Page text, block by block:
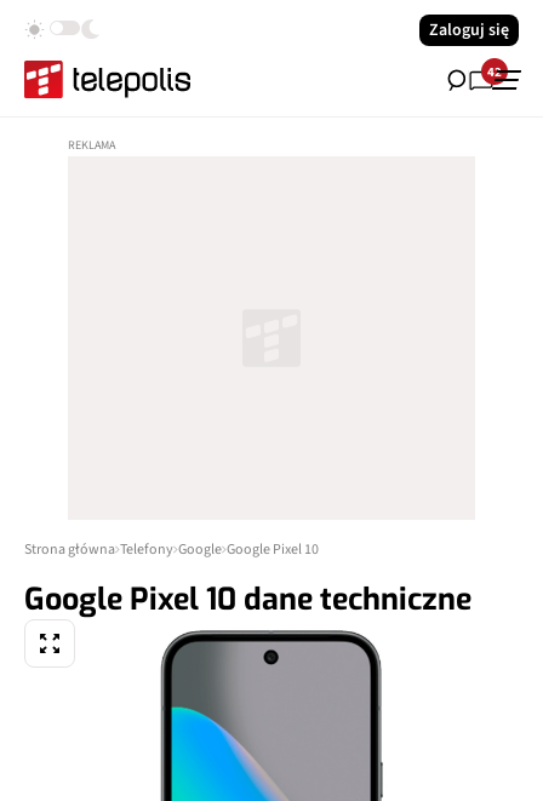
Zaloguj się
42
Strona główna Telefony Google Google Pixel 10
Google Pixel 10 dane techniczne